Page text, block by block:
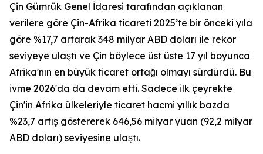
Çin Gümrük Genel İdaresi tarafından açıklanan
verilere göre Çin-Afrika ticareti 2025’te bir önceki yıla
göre %17,7 artarak 348 milyar ABD doları ile rekor
seviyeye ulaştı ve Çin böylece üst üste 17 yıl boyunca
Afrika'nın en büyük ticaret ortağı olmayı sürdürdü. Bu
ivme 2026'da da devam etti. Sadece ilk çeyrekte
Çin'in Afrika ülkeleriyle ticaret hacmi yıllık bazda
%23,7 artış göstererek 646,56 milyar yuan (92,2 milyar
ABD doları) seviyesine ulaştı.